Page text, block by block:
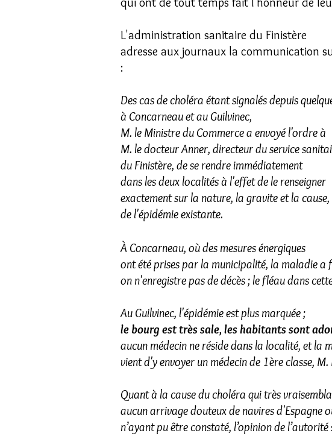
L'administration sanitaire du Finistère
adresse aux journaux la communication
:
Des cas de choléra étant signalés depuis
à Concarneau et au Guilvinec,
M. le Ministre du Commerce a envoyé l'ordre à
M. le docteur Anner, directeur du service
du Finistère, de se rendre immédiatement
dans les deux localités à l'effet de le renseigner
exactement sur la nature, la gravite et la cause,
de l'épidémie existante.
À Concarneau, où des mesures énergiques
ont été prises par la municipalité, la maladie a
on n'enregistre pas de décès ; le fléau dans
Au Guilvinec, l'épidémie est plus marquée ;
le bourg est très sale, les habitants sont
aucun médecin ne réside dans la localité, et la
vient d'y envoyer un médecin de 1ère classe,
Quant à la cause du choléra qui très
aucun arrivage douteux de navires d'Espagne
n’ayant pu être constaté, l’opinion de